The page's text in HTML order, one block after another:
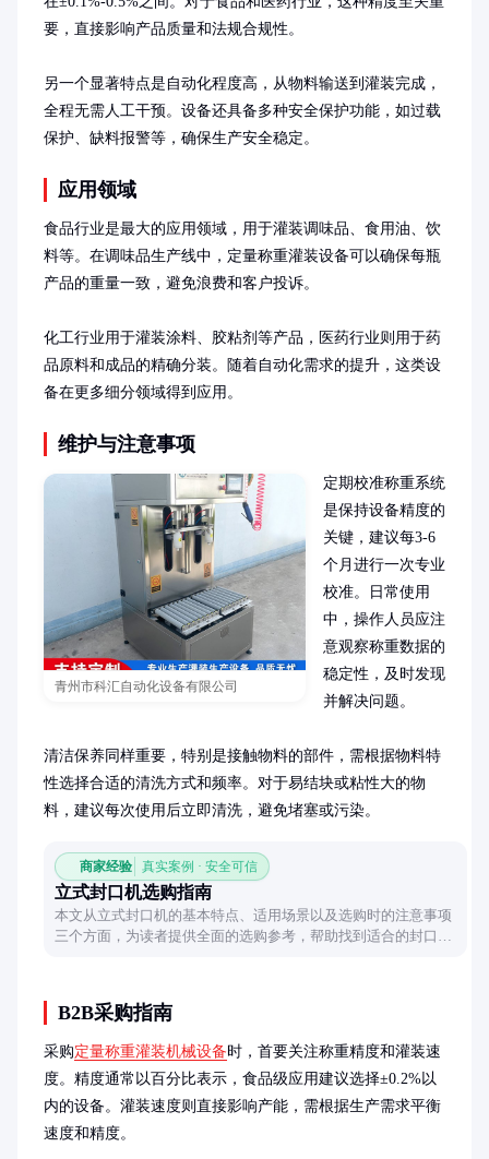
要，直接影响产品质量和法规合规性。
另一个显著特点是自动化程度高，从物料输送到灌装完成，
全程无需人工干预。设备还具备多种安全保护功能，如过载
保护、缺料报警等，确保生产安全稳定。
应用领域
食品行业是最大的应用领域，用于灌装调味品、食用油、饮
料等。在调味品生产线中，定量称重灌装设备可以确保每瓶
产品的重量一致，避免浪费和客户投诉。
化工行业用于灌装涂料、胶粘剂等产品，医药行业则用于药
品原料和成品的精确分装。随着自动化需求的提升，这类设
备在更多细分领域得到应用。
维护与注意事项
青州市科汇自动化设备有限公司
定期校准称重系统
是保持设备精度的
关键，建议每3-6
个月进行一次专业
校准。日常使用
中，操作人员应注
意观察称重数据的
稳定性，及时发现
并解决问题。
清洁保养同样重要，特别是接触物料的部件，需根据物料特
性选择合适的清洗方式和频率。对于易结块或粘性大的物
料，建议每次使用后立即清洗，避免堵塞或污染。
商家经验 真实案例 · 安全可信
立式封口机选购指南
本文从立式封口机的基本特点、适用场景以及选购时的注意事项
三个方面，为读者提供全面的选购参考，帮助找到适合的封口设
B2B采购指南
采购定量称重灌装机械设备时，首要关注称重精度和灌装速
度。精度通常以百分比表示，食品级应用建议选择±0.2%以
内的设备。灌装速度则直接影响产能，需根据生产需求平衡
速度和精度。